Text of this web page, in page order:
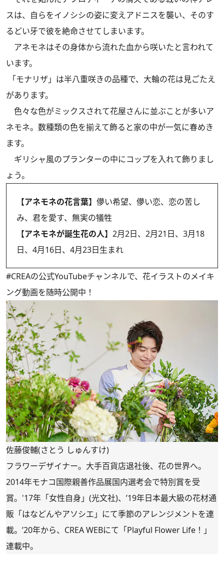
スは、自らをイノシシの姿に変えアドニスを襲い、そのす
るどい牙で彼を絶命させてしまいます。
アネモネはその身体から流れた血から咲いたと言われて
います。
「モナリザ」は半八重咲きの品種で、大輪の花は見ごたえ
があります。
色々な色がミックスされて花屋さんに並ぶことが多いア
ネモネ。数種類の色を揃えて飾ると家の中が一気に春めき
ます。
ギリシャ風のプランターの中にコップを入れて飾りまし
ょう。
【アネモネの花言葉】 儚い希望、儚い恋、恋の苦し
み、君を愛す、無実の犠牲
【アネモネが誕生花の人】 2月2日、2月21日、3月18
日、4月16日、4月23日生まれ
#CREAの公式YouTubeチャンネルで、花イラストのメイキ
ング動画を随時公開中！
佐藤俊輔(さとう しゅんすけ)
フラワーデザイナー。大手百貨店退社後、花の世界へ。
2014年モナコ国際親善作品展国内選考会で特別賞を受
賞。'17年「女性自身」(光文社)、’19年日本最大級の花材通
販「はなどんやアソシエ 」にて季節のアレンジメントを連
載。’20年から、CREA WEBにて「Playful Flower Life！ 」
連載中。